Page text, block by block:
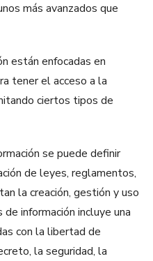
más avanzados que
están enfocadas en
tener el acceso a la
ciertos tipos de
se puede definir
de leyes, reglamentos,
la creación, gestión y uso
información incluye una
con la libertad de
la seguridad, la